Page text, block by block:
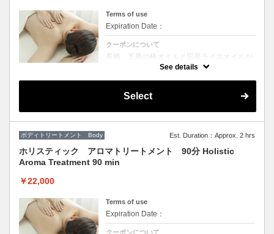
クーポンについて
★オープン記念★ご宿泊者様は全メニュー２
０％の思い出に♪
温泉の心地よさとセラピストのトリートメン
トで、深いリラクゼーションをご体感くださ
ペアルームもご用意しております。大切な方
※こちらのクーポンは選択できません。
ご希望のコースの備考欄にご宿泊者様である
All guests staying at the hotel can enjoy a
20% discount on all menu items. Please
present your room key when paying.
Terms of use
Expiration Date：
クーポンについて
長崎 五島の椿オイルと国産ライスオイルが
お肌をしっとりと滑らかに保ちます。その日
のお客様のご体調に合わせた豊かな香りと優
しいストロークは、深く心地よいリラクゼー
Camellia oil from Goto, Nagasaki and
and smooth. The rich fragrance and gentle
strokes tailored to your physical condition on
comfortable relaxation.
See details
Select
ボディトリートメント Body Est. Duration：Approx. 2 hrs
ホリスティック アロマトリートメント 90分 Holistic
Aroma Treatment 90 min
￥22,000
Terms of use
Expiration Date：
クーポンについて